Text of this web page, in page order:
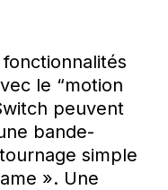
le “motion
peuvent
bande-
simple
». Une